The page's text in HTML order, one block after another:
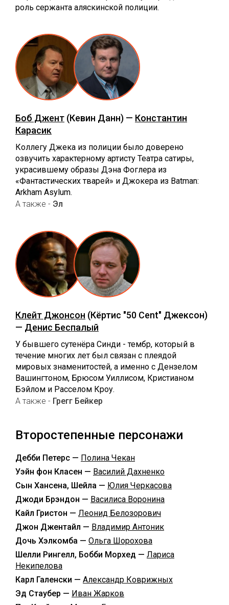
роль сержанта аляскинской полиции.
Боб Джент (Кевин Данн) — Константин
Карасик
Коллегу Джека из полиции было доверено
озвучить характерному артисту Театра сатиры,
украсившему образы Дэна Фоглера из
«Фантастических тварей» и Джокера из Batman:
Arkham Asylum.
А также - Эл
Клейт Джонсон (Кёртис "50 Cent" Джексон)
— Денис Беспалый
У бывшего сутенёра Синди - тембр, который в
течение многих лет был связан с плеядой
мировых знаменитостей, а именно с Дензелом
Вашингтоном, Брюсом Уиллисом, Кристианом
Бэйлом и Расселом Кроу.
А также - Грегг Бейкер
Второстепенные персонажи
Дебби Петерс — Полина Чекан
Уэйн фон Класен — Василий Дахненко
Сын Хансена, Шейла — Юлия Черкасова
Джоди Брэндон — Василиса Воронина
Кайл Гристон — Леонид Белозорович
Джон Джентайл — Владимир Антоник
Дочь Хэлкомба — Ольга Шорохова
Шелли Рингелл, Бобби Морхед — Лариса
Некипелова
Карл Галенски — Александр Коврижных
Эд Стаубер — Иван Жарков